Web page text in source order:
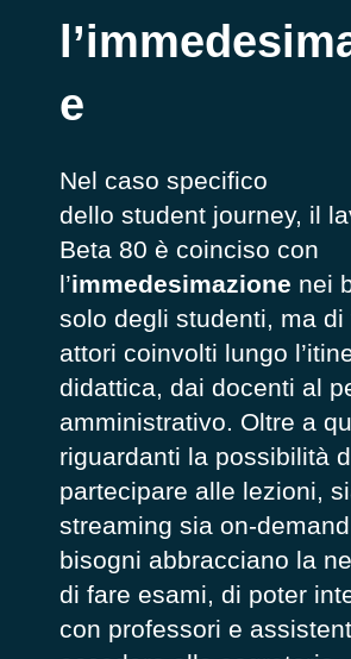
e
Nel caso specifico
dello student journey, il
Beta 80 è coinciso con
l’immedesimazione nei
solo degli studenti, ma di
attori coinvolti lungo
didattica, dai docenti al
amministrativo. Oltre a
riguardanti la possibilità
partecipare alle lezioni,
streaming sia on-
bisogni abbracciano la
di fare esami, di poter
con professori e